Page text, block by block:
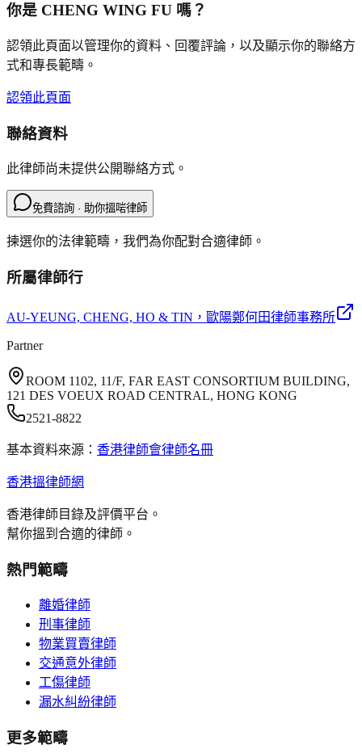
你是 CHENG WING FU 嗎？
認領此頁面以管理你的資料、回覆評論，以及顯示你的聯絡方
式和專長範疇。
認領此頁面
聯絡資料
此律師尚未提供公開聯絡方式。
免費諮詢 · 助你搵啱律師
揀選你的法律範疇，我們為你配對合適律師。
所屬律師行
AU-YEUNG, CHENG, HO & TIN ，歐陽鄭何田律師事務所
Partner
ROOM 1102, 11/F, FAR EAST CONSORTIUM BUILDING,
121 DES VOEUX ROAD CENTRAL, HONG KONG
2521-8822
基本資料來源： 香港律師會律師名冊
香港搵律師網
香港律師目錄及評價平台。
幫你搵到合適的律師。
熱門範疇
離婚律師
刑事律師
物業買賣律師
交通意外律師
工傷律師
漏水糾紛律師
更多範疇